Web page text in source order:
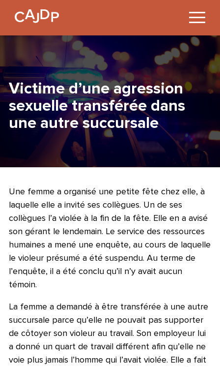
Victime d’une agression
sexuelle transférée dans
une autre succursale
Une femme a organisé une petite fête chez elle, à
laquelle elle a invité ses collègues. Un de ses
collègues l’a violée à la fin de la fête. Elle en a avisé
son gérant le lendemain. Le service des ressources
humaines a mené une enquête, au cours de laquelle
le violeur présumé a été suspendu. Au terme de
l’enquête, il a été conclu qu’il n’y avait aucun
témoin.
La femme a demandé à être transférée à une autre
succursale parce qu’elle ne pouvait pas supporter
de côtoyer son violeur au travail. Son employeur lui
a donné un quart de travail différent afin qu’elle ne
voie plus jamais l’homme qui l’avait violée. Elle a fait